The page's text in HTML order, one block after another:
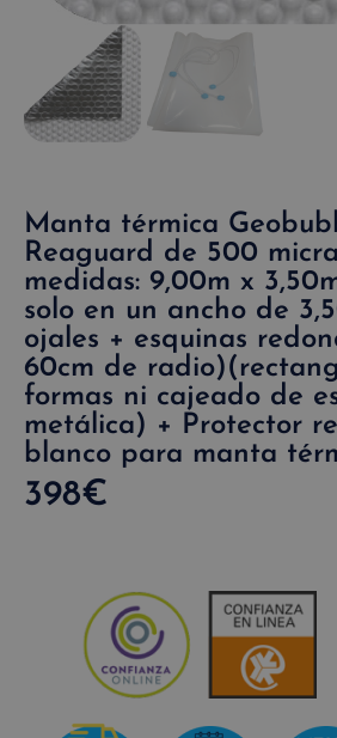
Manta térmica
Reaguard de 500
medidas: 9,00m x
solo en un ancho de
ojales + esquinas
60cm de
formas ni cajeado de
metálica) + Protector
blanco para manta
398€